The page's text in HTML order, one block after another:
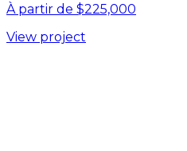
À partir de $225,000
View project